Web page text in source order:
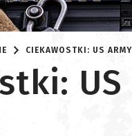
CIEKAWOSTKI: US